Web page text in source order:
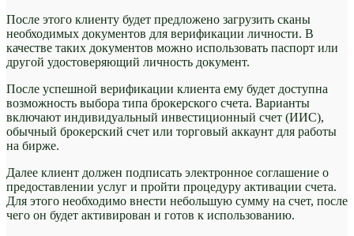
После этого клиенту будет предложено загрузить сканы
необходимых документов для верификации личности. В
качестве таких документов можно использовать паспорт или
другой удостоверяющий личность документ.
После успешной верификации клиента ему будет доступна
возможность выбора типа брокерского счета. Варианты
включают индивидуальный инвестиционный счет (ИИС),
обычный брокерский счет или торговый аккаунт для работы
на бирже.
Далее клиент должен подписать электронное соглашение о
предоставлении услуг и пройти процедуру активации счета.
Для этого необходимо внести небольшую сумму на счет, после
чего он будет активирован и готов к использованию.